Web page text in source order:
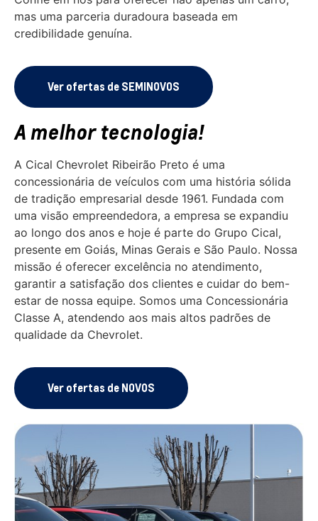
mas uma parceria duradoura baseada em
credibilidade genuína.
Ver ofertas de SEMINOVOS
A melhor tecnologia!
A Cical Chevrolet Ribeirão Preto é uma
concessionária de veículos com uma história sólida
de tradição empresarial desde 1961. Fundada com
uma visão empreendedora, a empresa se expandiu
ao longo dos anos e hoje é parte do Grupo Cical,
presente em Goiás, Minas Gerais e São Paulo. Nossa
missão é oferecer excelência no atendimento,
garantir a satisfação dos clientes e cuidar do bem-
estar de nossa equipe. Somos uma Concessionária
Classe A, atendendo aos mais altos padrões de
qualidade da Chevrolet.
Ver ofertas de NOVOS